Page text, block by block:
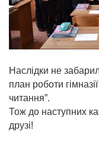
Наслідки не
план роботи
читання”.
Тож до наступних
друзі!